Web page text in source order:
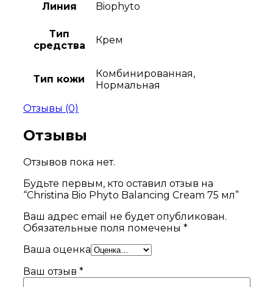
Линия Biophyto
Тип
средства
Крем
Тип кожи
Комбинированная,
Нормальная
Отзывы (0)
Отзывы
Отзывов пока нет.
Будьте первым, кто оставил отзыв на
“Christina Bio Phyto Balancing Cream 75 мл”
Ваш адрес email не будет опубликован.
Обязательные поля помечены *
Ваша оценка
Ваш отзыв *